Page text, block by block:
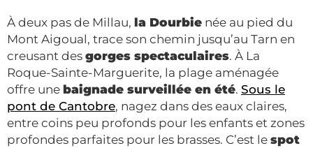
À deux pas de Millau, la Dourbie née au pied du
Mont Aigoual, trace son chemin jusqu’au Tarn en
creusant des gorges spectaculaires. À La
Roque-Sainte-Marguerite, la plage aménagée
offre une baignade surveillée en été. Sous le
pont de Cantobre, nagez dans des eaux claires,
entre coins peu profonds pour les enfants et zones
profondes parfaites pour les brasses. C’est le spot